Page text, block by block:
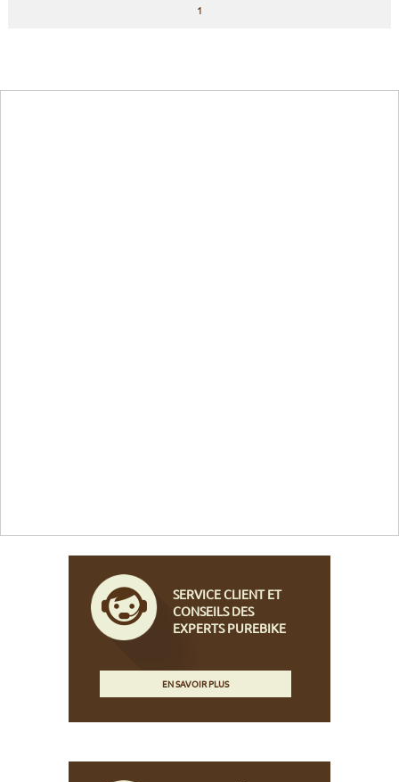
1
SERVICE CLIENT ET
CONSEILS DES
EXPERTS PUREBIKE
EN SAVOIR PLUS